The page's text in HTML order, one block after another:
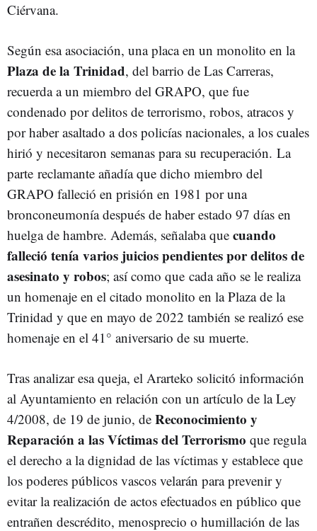
Ciérvana.
Según esa asociación, una placa en un monolito en la
Plaza de la Trinidad, del barrio de Las Carreras,
recuerda a un miembro del GRAPO, que fue
condenado por delitos de terrorismo, robos, atracos y
por haber asaltado a dos policías nacionales, a los cuales
hirió y necesitaron semanas para su recuperación. La
parte reclamante añadía que dicho miembro del
GRAPO falleció en prisión en 1981 por una
bronconeumonía después de haber estado 97 días en
huelga de hambre. Además, señalaba que cuando
falleció tenía varios juicios pendientes por delitos de
asesinato y robos; así como que cada año se le realiza
un homenaje en el citado monolito en la Plaza de la
Trinidad y que en mayo de 2022 también se realizó ese
homenaje en el 41° aniversario de su muerte.
Tras analizar esa queja, el Ararteko solicitó información
al Ayuntamiento en relación con un artículo de la Ley
4/2008, de 19 de junio, de Reconocimiento y
Reparación a las Víctimas del Terrorismo que regula
el derecho a la dignidad de las víctimas y establece que
los poderes públicos vascos velarán para prevenir y
evitar la realización de actos efectuados en público que
entrañen descrédito, menosprecio o humillación de las